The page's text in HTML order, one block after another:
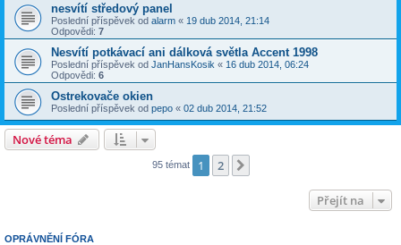
nesvítí středový panel
Poslední příspěvek od alarm « 19 dub 2014, 21:14
Odpovědi: 7
Nesvítí potkávací ani dálková světla Accent 1998
Poslední příspěvek od JanHansKosik « 16 dub 2014, 06:24
Odpovědi: 6
Ostrekovače okien
Poslední příspěvek od pepo « 02 dub 2014, 21:52
Nové téma
95 témat 1 2
Přejít na
OPRÁVNĚNÍ FÓRA